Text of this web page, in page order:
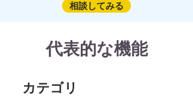
相談してみる
代表的な機能
カテゴリ